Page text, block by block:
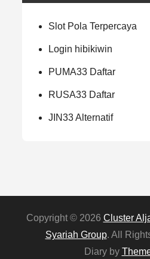
Slot Pola Terpercaya
Login hibikiwin
PUMA33 Daftar
RUSA33 Daftar
JIN33 Alternatif
Copyright © 2026 Cluster
Syariah Group. All
Diary by